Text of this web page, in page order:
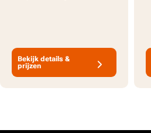
Bekijk details &
prijzen